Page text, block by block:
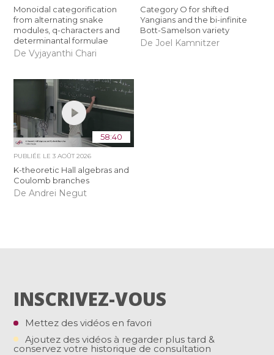
Monoidal categorification
from alternating snake
modules, q-characters and
determinantal formulae
De Vyjayanthi Chari
Category O for shifted
Yangians and the bi-infinite
Bott-Samelson variety
De Joel Kamnitzer
58:40
PUBLIÉE LE3 AOÛT 2026
K-theoretic Hall algebras and
Coulomb branches
De Andrei Negut
INSCRIVEZ-VOUS
Mettez des vidéos en favori
Ajoutez des vidéos à regarder plus tard &
conservez votre historique de consultation